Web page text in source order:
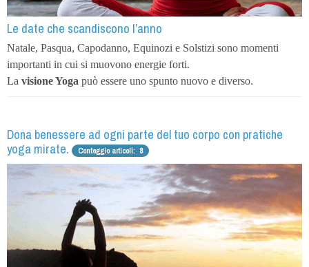
Le date che scandiscono l’anno
Natale, Pasqua, Capodanno, Equinozi e Solstizi sono momenti
importanti in cui si muovono energie forti.
La visione Yoga può essere uno spunto nuovo e diverso.
Dona benessere ad ogni parte del tuo corpo con pratiche
yoga mirate.
Conteggio articoli: 8